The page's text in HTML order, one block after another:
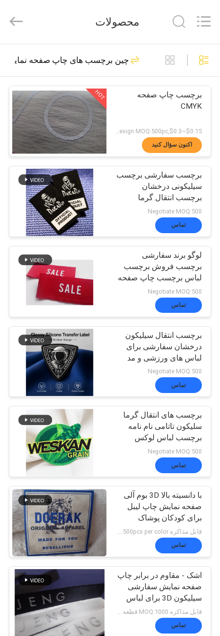
خانه
محصولات
دربارهی
کارخانه
کنترل
کیفیت
تماس
اخبار
همه
موارد
SHOW
نقشه
سایت
سیاست
حفظ
حریم
Garment
Accessories
All
Reserved.
سفارشی تکه لباس
291
تکه دوزی سفارشی
79
انتقال حرارت برچسب
لباس
179
برچسب های چاپ
صفحه نمایش
75
نشان‌های TPU با
فرکانس بالا سه‌بعدی
65
برچسب‌های لاستیک
سیلیکونی
128
محصولات
چین برچسب های چاپ صفحه نمایش
HOT
برچسب چاپ صفحه
CMYK
$0.15~$0.3,according design MOQ:500pc در هر
اکنون سؤال کنید
برچسب سفارشی برچسب
سیلیکونی درخشان
برچسب انتقال گرما
برچسب لاستیکی برای
لباس
Negotiate MOQ:500
تماس
لوگو برند سفارشی
برچسب فروش برچسب
لباس برچسب چاپ صفحه
نمایش لوگو برچسب بافت
Negotiate MOQ:500
تماس
برچسب انتقال سیلیکون
درخشان سفارشی برای
لباس های ورزشی و مد
Negotiate MOQ:500
تماس
برچسب های انتقال گرما
سلیکون تاتامی نام نامه
برچسب لباس لوکس
Negotiate MOQ:500
تماس
با دانسیته بالا 3D بوم آلی
صفحه نمایش چاپ لیبل
برای کودکان پوشاک
تماس
اشک - مقاوم در برابر چاپ
صفحه نمایش سفارشی
سیلیکون 3D برای لباس
مدرسه
تماس